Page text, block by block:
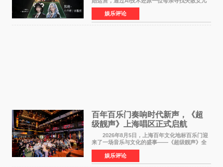
的故事，凭借强情感表达获得大量用户关注，发
布仅21小时便获得超1亿曝光、超1000万互动。
此后，账号持续沿
娱乐评论
百年百乐门奏响时代新声，《超
级靓声》上海唱区正式启航
2026年8月5日，上海百年文化地标百乐门迎
来了一场音乐与文化的盛事——《超级靓声》全
国励志音乐公益节目上海唱区新闻发布会暨启动
仪式在此隆重举行。各界领导、嘉宾与媒体朋友
齐聚一堂，共同
娱乐评论